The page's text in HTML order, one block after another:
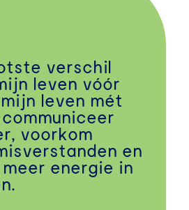
verschil
leven vóór
mijn leven mét
communiceer
voorkom
en
energie in